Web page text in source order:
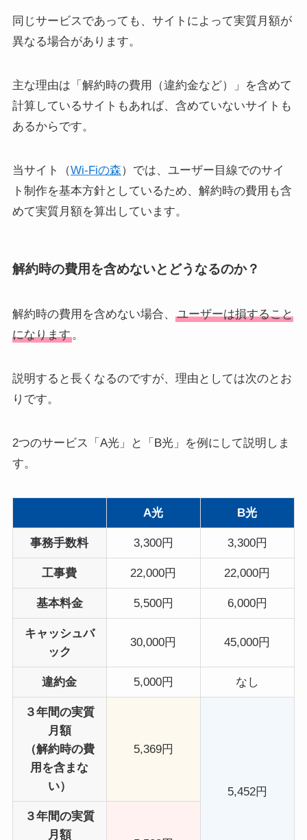
同じサービスであっても、サイトによって実質月額が
異なる場合があります。
主な理由は「解約時の費用（違約金など）」を含めて
計算しているサイトもあれば、含めていないサイトも
あるからです。
当サイト（Wi-Fiの森）では、ユーザー目線でのサイ
ト制作を基本方針としているため、解約時の費用も含
めて実質月額を算出しています。
解約時の費用を含めないとどうなるのか？
解約時の費用を含めない場合、
ユーザーは損すること
になります。
説明すると長くなるのですが、理由としては次のとお
りです。
2つのサービス「A光」と「B光」を例にして説明しま
す。
A光 B光
事務手数料 3,300円 3,300円
工事費 22,000円 22,000円
基本料金 5,500円 6,000円
キャッシュバ
ック
30,000円 45,000円
違約金 5,000円 なし
３年間の実質
月額
（解約時の費
用を含まな
い）
5,369円
5,452円
３年間の実質
月額